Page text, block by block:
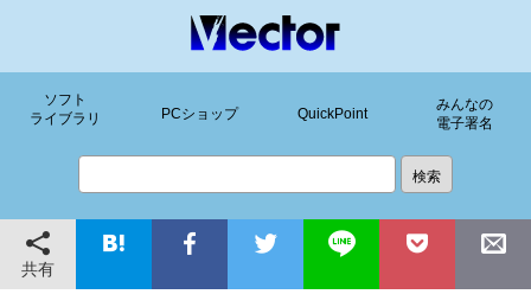
ソフト
ライブラリ
PCショップ QuickPoint
みんなの
電子署名
共有